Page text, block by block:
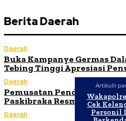
Berita Daerah
Daerah
Buka Kampanye Germas
Tebing Tinggi Apresiasi
Daerah
Pemusatan Pendidikan dan
Paskibraka Resmi Dibuka
Daerah
Artikulli
Cek
Personil